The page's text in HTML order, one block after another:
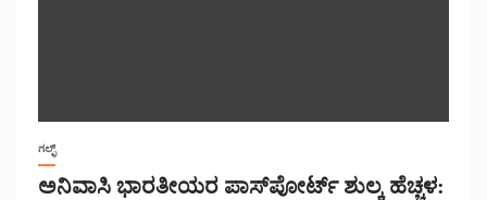
ಗಲ್ಫ್
ಅನಿವಾಸಿ ಭಾರತೀಯರ ಪಾಸ್‌ಪೋರ್ಟ್ ಶುಲ್ಕ ಹೆಚ್ಚಳ: